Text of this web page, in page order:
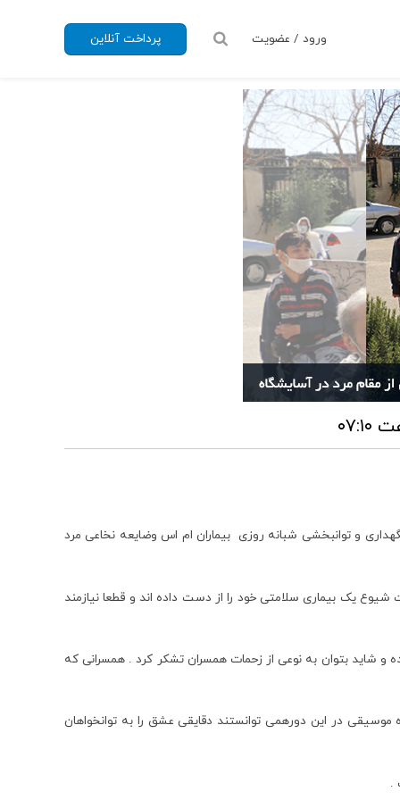
پرداخت آنلاین ورود / عضویت
و توانبخشی شبانه روزی بیماران ام اس وضایعه نخاعی مرد
یک بیماری سلامتی خود را از دست داده اند و قطعا نیازمند
و شاید بتوان به نوعی از زحمات همسران تشکر کرد . همسرانی که
در این دورهمی توانستند دقایقی عشق را به توانخواهان
.